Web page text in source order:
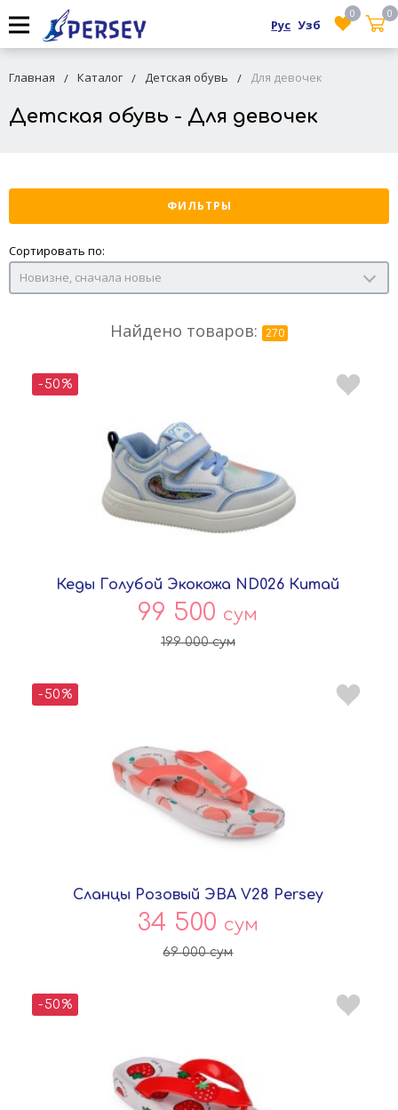
0
0
Рус Узб
Главная Каталог Детская обувь Для девочек
Детская обувь - Для девочек
ФИЛЬТРЫ
Сортировать по:
Новизне, сначала новые
Найдено товаров: 270
-50%
Кеды Голубой Экокожа ND026 Китай
99 500 сум
199 000сум
-50%
Сланцы Розовый ЭВА V28 Persey
34 500 сум
69 000сум
-50%